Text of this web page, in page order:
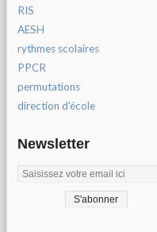
RIS
AESH
rythmes scolaires
PPCR
permutations
direction d'école
Newsletter